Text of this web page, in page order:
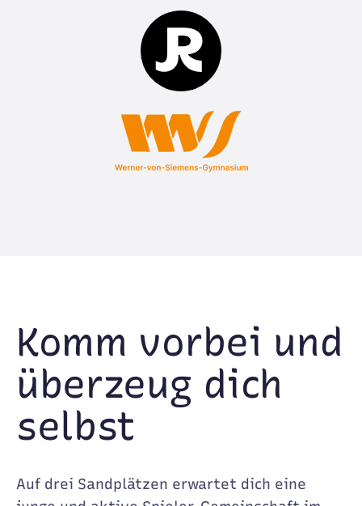
Komm vorbei und
überzeug dich
selbst
Auf drei Sandplätzen erwartet dich eine